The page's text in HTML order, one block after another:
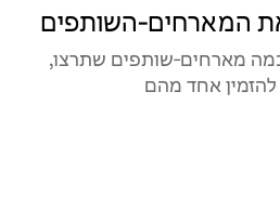
המארחים‑השותפים
מארחים‑שותפים שתרצו,
להזמין אחד מהם